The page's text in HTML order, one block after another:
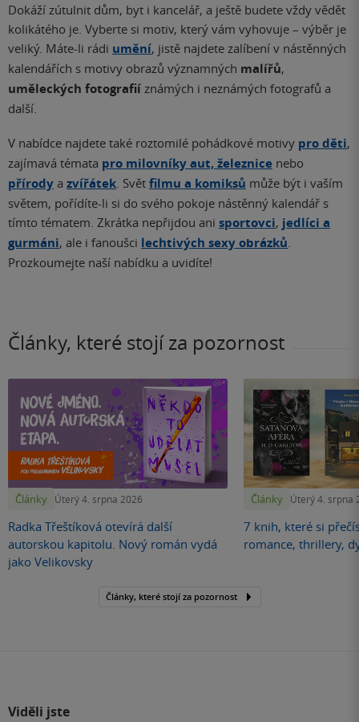
Dokáží zútulnit dům, byt i kancelář, a ještě budete vždy vědět
kolikátého je. Vyberte si motiv, který vám vyhovuje – výběr je
veliký. Máte-li rádi umění, jistě najdete zalíbení v nástěnných
kalendářích s motivy obrazů významných malířů,
uměleckých fotografií známých i neznámých fotografů a
další.
V nabídce najdete také roztomilé pohádkové motivy pro děti,
zajímavá témata pro milovníky aut, železnice nebo
přírody a zvířátek . Svět filmu a komiksů může být i vaším
světem, pořídíte-li si do svého pokoje nástěnný kalendář s
tímto tématem. Zkrátka nepřijdou ani sportovci, jedlíci a
gurmáni, ale i fanoušci lechtivých sexy obrázků
Prozkoumejte naší nabídku a uvidíte!
Články, které stojí za pozornost
Články Úterý 4. srpna 2026
Radka Třeštíková otevírá další
autorskou kapitolu. Nový román vydá
jako Velikovsky
Články Úterý 4. srpna
7 knih, které si
romance, thrillery,
Články, které stojí za pozornost
Viděli jste